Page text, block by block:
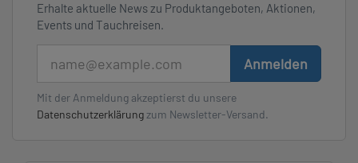
Erhalte aktuelle News zu Produktangeboten, Aktionen,
Events und Tauchreisen.
Anmelden
Mit der Anmeldung akzeptierst du unsere
Datenschutzerklärung zum Newsletter-Versand.